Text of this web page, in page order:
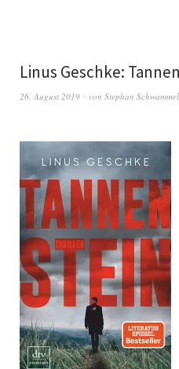
Linus Geschke:
26. August 2019 von Stephan Schwammel